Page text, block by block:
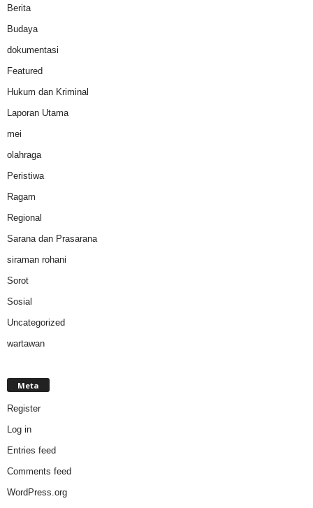
Berita
Budaya
dokumentasi
Featured
Hukum dan Kriminal
Laporan Utama
mei
olahraga
Peristiwa
Ragam
Regional
Sarana dan Prasarana
siraman rohani
Sorot
Sosial
Uncategorized
wartawan
Meta
Register
Log in
Entries feed
Comments feed
WordPress.org